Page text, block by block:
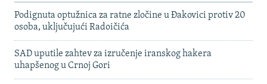
Podignuta optužnica za ratne zločine u Đakovici protiv 20
osoba, uključujući Radoičića
SAD uputile zahtev za izručenje iranskog hakera
uhapšenog u Crnoj Gori